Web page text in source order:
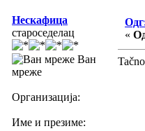
Нескафица
староседелац
Ван
мреже
Организација:
Име и презиме:
«